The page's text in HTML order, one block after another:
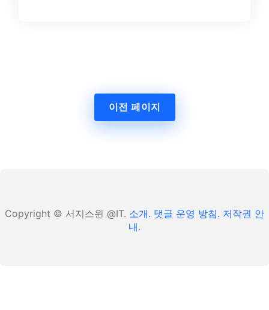
이전 페이지
Copyright © 서지스윈 @IT. 소개. 댓글 운영 방침. 저작권 안
내.